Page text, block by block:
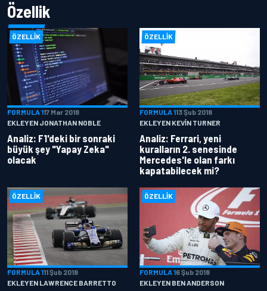
Özellik
ÖZELLIK
FORMULA 117 Mar 2018
EKLEYEN JONATHAN NOBLE
Analiz: F1'deki bir sonraki
büyük şey "Yapay Zeka"
olacak
ÖZELLIK
FORMULA 113 Şub 2018
EKLEYEN KEVIN TURNER
Analiz: Ferrari, yeni
kuralların 2. senesinde
Mercedes'le olan farkı
kapatabilecek mi?
ÖZELLIK
FORMULA 111 Şub 2018
EKLEYEN LAWRENCE BARRETTO
ÖZELLIK
FORMULA 16 Şub 2018
EKLEYEN BEN ANDERSON